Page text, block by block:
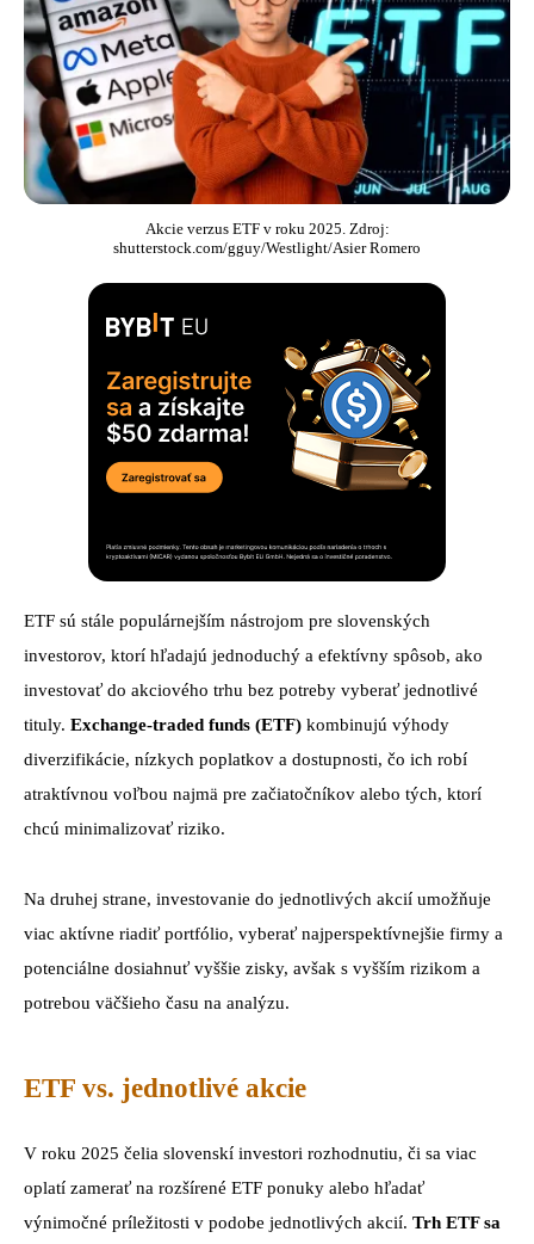
Akcie verzus ETF v roku 2025. Zdroj:
shutterstock.com/gguy/Westlight/Asier Romero
ETF sú stále populárnejším nástrojom pre slovenských
investorov, ktorí hľadajú jednoduchý a efektívny spôsob, ako
investovať do akciového trhu bez potreby vyberať jednotlivé
tituly. Exchange-traded funds (ETF) kombinujú výhody
diverzifikácie, nízkych poplatkov a dostupnosti, čo ich robí
atraktívnou voľbou najmä pre začiatočníkov alebo tých, ktorí
chcú minimalizovať riziko.
Na druhej strane, investovanie do jednotlivých akcií umožňuje
viac aktívne riadiť portfólio, vyberať najperspektívnejšie firmy a
potenciálne dosiahnuť vyššie zisky, avšak s vyšším rizikom a
potrebou väčšieho času na analýzu.
ETF vs. jednotlivé akcie
V roku 2025 čelia slovenskí investori rozhodnutiu, či sa viac
oplatí zamerať na rozšírené ETF ponuky alebo hľadať
výnimočné príležitosti v podobe jednotlivých akcií. Trh ETF sa